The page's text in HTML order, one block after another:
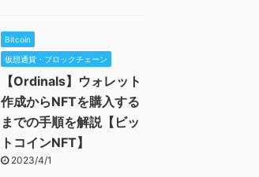
Bitcoin
仮想通貨・ブロックチェーン
【Ordinals】ウォレット
作成からNFTを購入する
までの手順を解説【ビッ
トコインNFT】
2023/4/1